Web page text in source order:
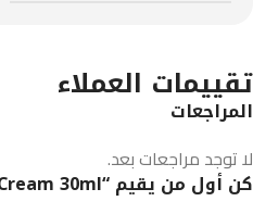
تقييمات العملاء
المراجعات
لا توجد مراجعات بعد.
كن أول من يقيم “Normelan Face Cream 30ml”